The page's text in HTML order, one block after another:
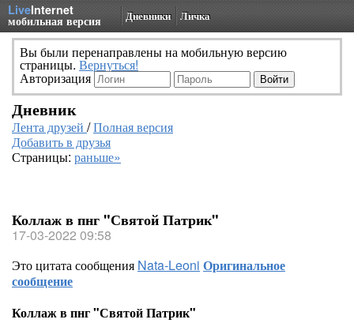
LiveInternet
мобильная версия Дневники Личка
Вы были перенаправлены на мобильную версию
страницы. Вернуться!
Авторизация
Дневник
Лента друзей /Полная версия
Добавить в друзья
Страницы: раньше»
Коллаж в пнг "Святой Патрик"
17-03-2022 09:58
Это цитата сообщения Nata-Leoni Оригинальное
сообщение
Коллаж в пнг "Святой Патрик"